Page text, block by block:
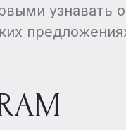
узнавать